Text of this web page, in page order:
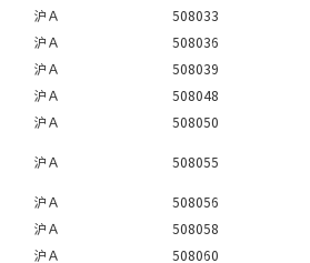
沪Ａ 508033
沪Ａ
508036
沪Ａ
508039
沪Ａ
508048
沪Ａ
508050
沪Ａ 508055
沪Ａ 508056
沪Ａ
508058
沪Ａ
508060